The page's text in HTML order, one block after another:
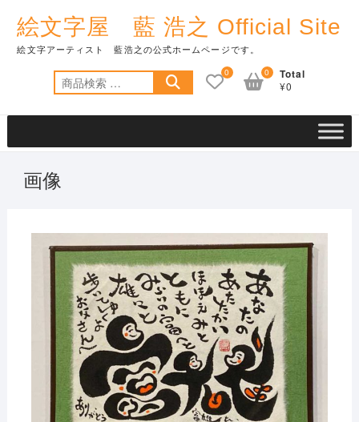
content
絵文字屋 藍 浩之 Official Site
絵文字アーティスト 藍浩之の公式ホームページです。
索
対
0 Total
¥0
0
画像